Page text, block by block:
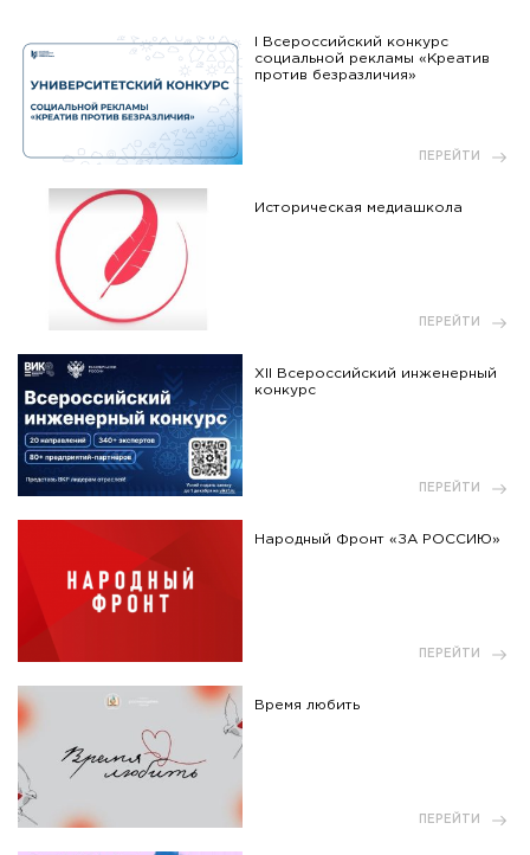
I Всероссийский конкурс
социальной рекламы «Креатив
против безразличия»
ПЕРЕЙТИ
Историческая медиашкола
ПЕРЕЙТИ
XII Всероссийский инженерный
конкурс
ПЕРЕЙТИ
Народный Фронт «ЗА РОССИЮ»
ПЕРЕЙТИ
Время любить
ПЕРЕЙТИ